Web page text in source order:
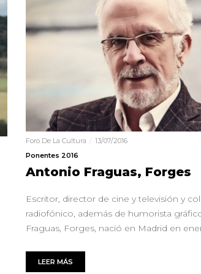
Foro De La Cultura
13/07/2016
Ponentes 2016
Antonio Fraguas, Forges
Escritor, director de cine y televisión y
radiofónico, además de humorista
Fraguas, Forges, nació en Madrid en
LEER MÁS